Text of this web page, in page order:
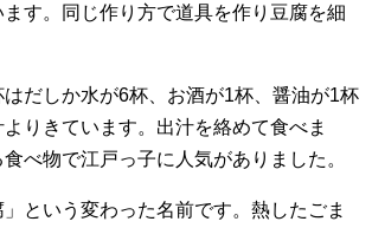
す。同じ作り方で道具を作り豆腐を細
だしか水が6杯、お酒が1杯、醤油が1杯
りきています。出汁を絡めて食べま
べ物で江戸っ子に人気がありました。
という変わった名前です。熱したごま